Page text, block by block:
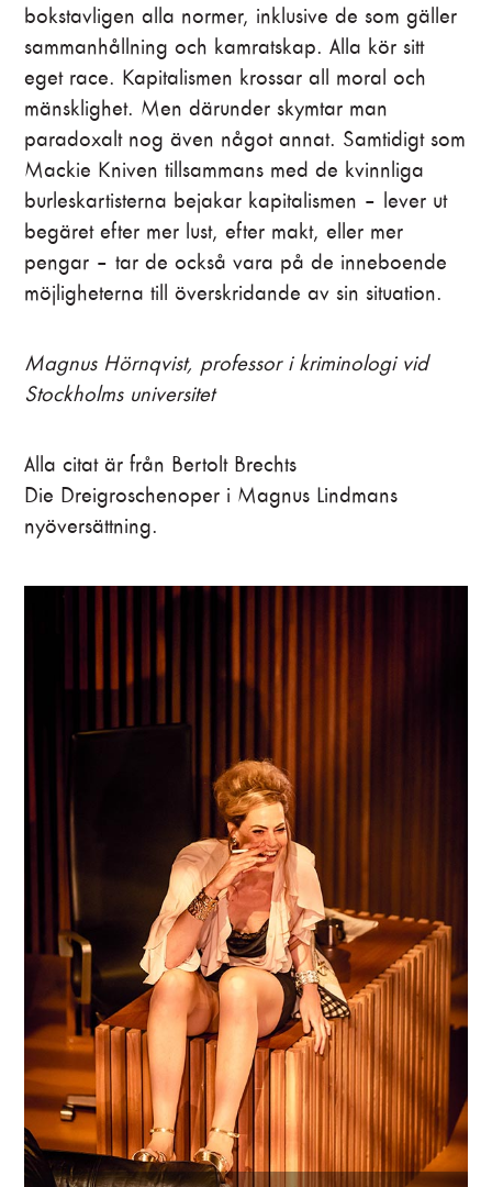
bokstavligen alla normer, inklusive de som gäller
sammanhållning och kamratskap. Alla kör sitt
eget race. Kapitalismen krossar all moral och
mänsklighet. Men därunder skymtar man
paradoxalt nog även något annat. Samtidigt som
Mackie Kniven tillsammans med de kvinnliga
burleskartisterna bejakar kapitalismen – lever ut
begäret efter mer lust, efter makt, eller mer
pengar – tar de också vara på de inneboende
möjligheterna till överskridande av sin situation.
Magnus Hörnqvist, professor i kriminologi vid
Stockholms universitet
Alla citat är från Bertolt Brechts
Die Dreigroschenoper i Magnus Lindmans
nyöversättning.